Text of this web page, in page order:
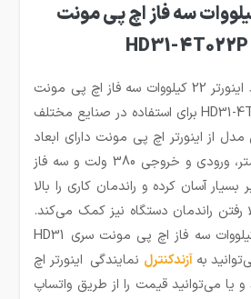
اینورتر 22 کیلووات سه فاز اچ پی مونت
همان طور که گفته شد اینورتر 22 کیلووات سه فاز اچ پی مونت
سری HD31 مدل HD31-4T022P برای استفاده در صنایع مختلف
از اینورتر اچ پی مونت دارای ابعاد
222*353*235 میلی‌متر، ورودی و خروجی 380 ولت و سه فاز
بسیار آسان کرده و راندمان کاری را بالا
رفتن راندمان دستگاه نیز کمک می‌کند.
برای خرید اینورتر 22 کیلووات سه فاز اچ پی مونت سری HD31
آزندکنترل نمایندگی اینورتر اچ
یا می‌توانید قیمت را از طریق واتساپ